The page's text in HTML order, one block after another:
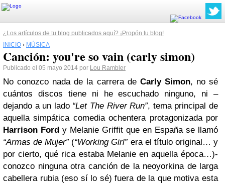
¿Los artículos de tu blog publicados aquí? ¡Propón tu blog!
INICIO › MÚSICA
Canción: you're so vain (carly simon)
Publicado el 05 mayo 2014 por Lou Rambler
No conozco nada de la carrera de Carly Simon, no sé
cuántos discos tiene ni he escuchado ninguno, ni –
dejando a un lado “Let The River Run”, tema principal de
aquella simpática comedia ochentera protagonizada por
Harrison Ford y Melanie Griffit que en España se llamó
“Armas de Mujer”(“Working Girl”era el título original… y
por cierto, qué rica estaba Melanie en aquella época…)-
conozco ninguna otra canción de la neoyorkina de larga
cabellera rubia (eso sí lo sé) fuera de la que motiva esta